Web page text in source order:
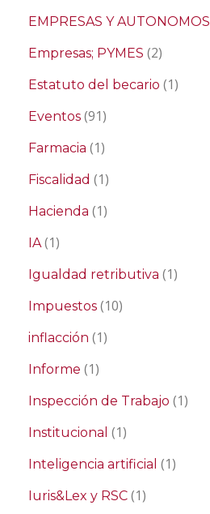
EMPRESAS Y AUTONOMOS
Empresas; PYMES (2)
Estatuto del becario (1)
Eventos (91)
Farmacia (1)
Fiscalidad (1)
Hacienda (1)
IA(1)
Igualdad retributiva (1)
Impuestos (10)
inflacción (1)
Informe (1)
Inspección de Trabajo (1)
Institucional (1)
Inteligencia artificial (1)
Iuris&Lex y RSC (1)